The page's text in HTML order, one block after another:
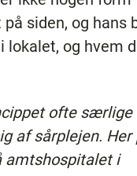
siden, og hans
lokalet, og hvem
ofte særlige
af sårplejen. Her
amtshospitalet i